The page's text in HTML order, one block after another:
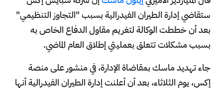
ستقاضي إدارة الطيران الفيدرالية بسبب "التجاوز التنظيمي"
بعد أن خططت الوكالة لتغريم مقاول الدفاع الخاص به
بسبب مشكلات تتعلق بعمليتي إطلاق العام الماضي.
جاء تهديد ماسك بمقاضاة الإدارة، في منشور على منصة
إكس، يوم الثلاثاء، بعد أن أعلنت إدارة الطيران الفيدرالية أنها